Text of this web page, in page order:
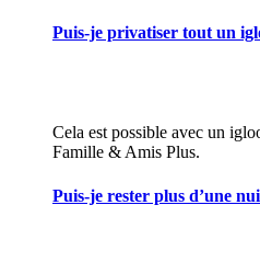
Puis-je privatiser tout un
Cela est possible avec un
Famille & Amis Plus.
Puis-je rester plus d’une